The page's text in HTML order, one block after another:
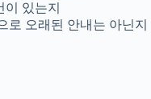
있는지
로 오래된 안내는 아닌지